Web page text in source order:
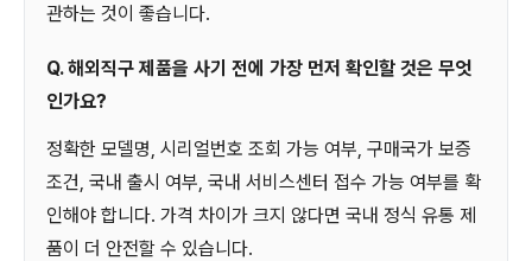
관하는 것이 좋습니다.
Q. 해외직구 제품을 사기 전에 가장 먼저 확인할 것은 무엇
인가요?
정확한 모델명, 시리얼번호 조회 가능 여부, 구매국가 보증
조건, 국내 출시 여부, 국내 서비스센터 접수 가능 여부를 확
인해야 합니다. 가격 차이가 크지 않다면 국내 정식 유통 제
품이 더 안전할 수 있습니다.